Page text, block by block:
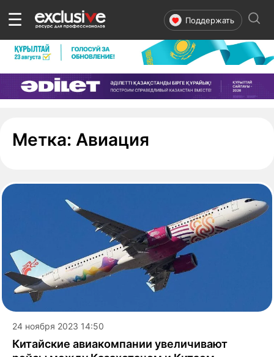
☰ Поддержать
Метка: Авиация
24 ноября 2023 14:50
Китайские авиакомпании увеличивают